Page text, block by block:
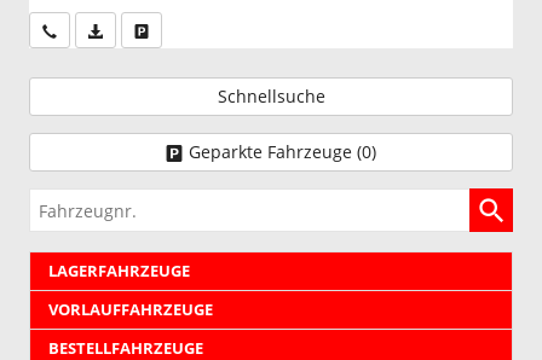
Wir rufen Sie anPDF-Datei, Fahrzeugexposé drucken
Schnellsuche
Geparkte Fahrzeuge (0)
Fahrzeugnr.
LAGERFAHRZEUGE
VORLAUFFAHRZEUGE
BESTELLFAHRZEUGE